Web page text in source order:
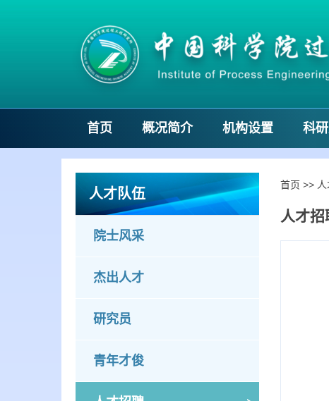
首页 概况简介 机构设置 科
人才队伍
院士风采
杰出人才
研究员
青年才俊
首页 >>
人才招